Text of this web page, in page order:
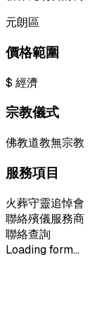
元朗區
價格範圍
$ 經濟
宗教儀式
佛教道教無宗教
服務項目
火葬守靈追悼會
聯絡殯儀服務商
聯絡查詢
Loading form...